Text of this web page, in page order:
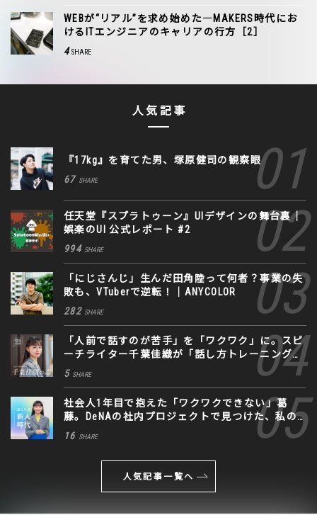
WEBが“リアル”を求め始めた―MAKERS時代にお
けるITエンジニアのキャリアの行方［2］
4 SHARE
人気記事
『17kg』を育てた男、塚原健司の観察眼
67 SHARE
任天堂『スプラトゥーン』UIデザインの舞台裏｜
娯楽のUI 公式レポート #2
994 SHARE
「にじさんじ」生んだ田角陸って何者？事業の失
敗も、VTuberで逆転！｜ANYCOLOR
282 SHARE
「人前で話すのが苦手」を「ワクワク」に。スピ
ーチライター千葉佳織が「話し方トレーニング」
に込めた思い
5 SHARE
社会人1年目で抱えた「ワクワクできない」葛
藤。DeNAの社内プロジェクトで見つけた、私の
生きる道
16 SHARE
人気記事一覧へ